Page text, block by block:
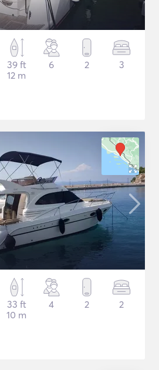
39 ft
12 m
6 2 3
33 ft
10 m
4 2 2